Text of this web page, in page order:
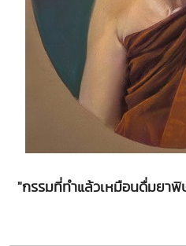
"กรรมที่ทำแล้วเหมือนดื่มยาพิ